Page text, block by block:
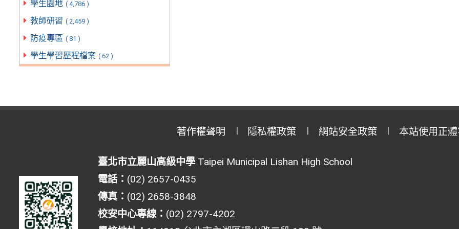
學生園地 ( 4,786 )
教師研習 ( 2,459 )
防疫專區 ( 81 )
學生學習歷程檔案 ( 62 )
著作權聲明 隱私權政策 網站安全政策 本站使用正
臺北市立麗山高級中學Taipei Municipal Lishan High School
電話： (02) 2657-0435
傳真： (02) 2658-3848
校安中心專線： (02) 2797-4202